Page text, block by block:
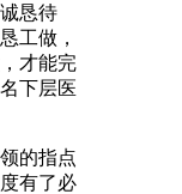
恳待
工做，
才能完
下层医
的指点
有了必